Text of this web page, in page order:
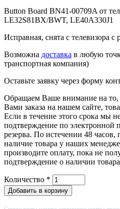
Button Board BN41-00709A от
LE32S81BX/BWT, LE40A330J1
Исправная, снята с телевизора
Возможна доставка в любую
транспортная компания)
Оставьте заявку через форму
Обращаем Ваше внимание на то,
Вами заказа на нашем сайте,
Если в течение этого срока мы
подтверждение по электронной
резерва. По истечении 48 часов,
наличие товара у наших
производите оплату, пока не
подтверждение о наличии
Количество *